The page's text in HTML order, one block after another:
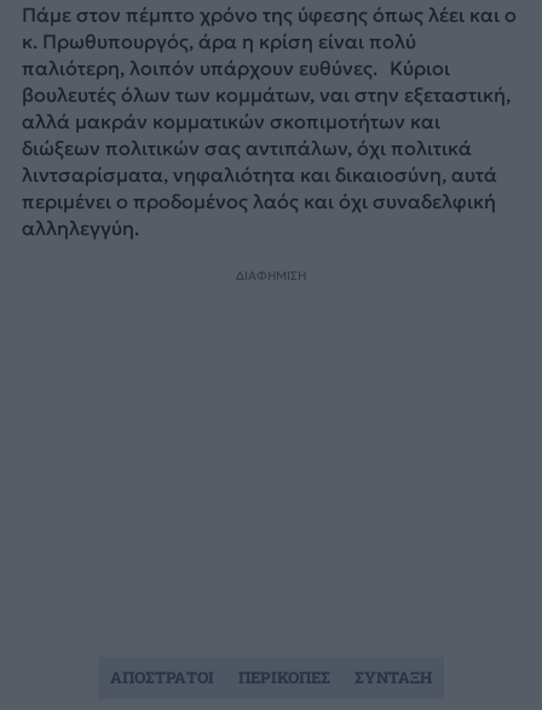
Πάμε στον πέμπτο χρόνο της ύφεσης όπως λέει και ο
κ. Πρωθυπουργός, άρα η κρίση είναι πολύ
παλιότερη, λοιπόν υπάρχουν ευθύνες. Κύριοι
βουλευτές όλων των κομμάτων, ναι στην εξεταστική,
αλλά μακράν κομματικών σκοπιμοτήτων και
διώξεων πολιτικών σας αντιπάλων, όχι πολιτικά
λιντσαρίσματα, νηφαλιότητα και δικαιοσύνη, αυτά
περιμένει ο προδομένος λαός και όχι συναδελφική
αλληλεγγύη.
ΔΙΑΦΗΜΙΣΗ
ΑΠΟΣΤΡΑΤΟΙ ΠΕΡΙΚΟΠΕΣ ΣΥΝΤΑΞΗ